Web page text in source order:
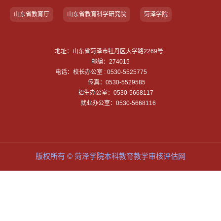
山东省教育厅 山东省教育科学研究院 菏泽学院
地址：山东省菏泽市牡丹区大学路2269号
邮编：274015
电话：校长办公室 : 0530-5525775
传真：0530-5529585
招生办公室：0530-5668117
就业办公室：0530-5668116
版权所有 © 菏泽学院本科教育教学审核评估网